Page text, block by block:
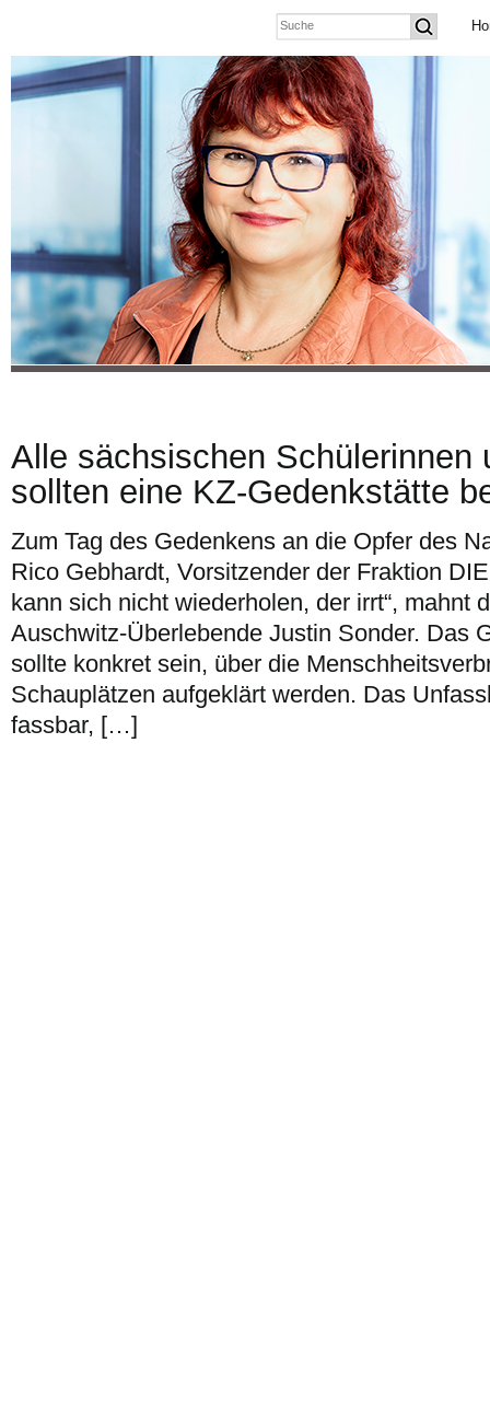
Alle sächsischen Schülerinnen
sollten eine KZ-Gedenkstätte
Zum Tag des Gedenkens an die Opfer des
Rico Gebhardt, Vorsitzender der Fraktion
kann sich nicht wiederholen, der irrt“, mahnt
Auschwitz-Überlebende Justin Sonder. Das
sollte konkret sein, über die
Schauplätzen aufgeklärt werden. Das
fassbar, […]